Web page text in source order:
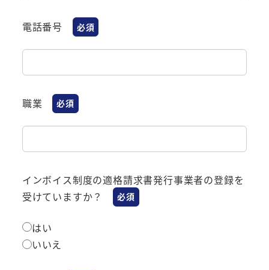
電話番号 必須
職業 必須
インボイス制度の適格請求書発行事業者の登録を
受けていますか？
必須
はい
いいえ